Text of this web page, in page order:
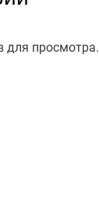
для просмотра.